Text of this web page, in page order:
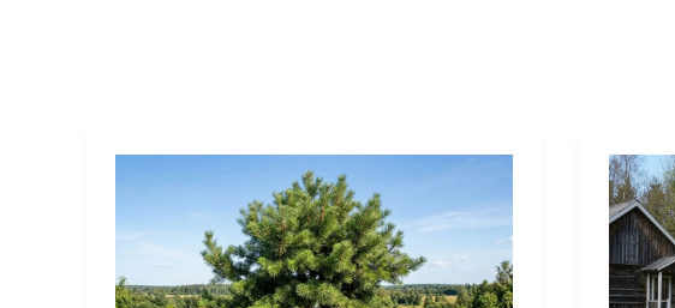
ja
teejuht
Kuidas
Eesti
karmis